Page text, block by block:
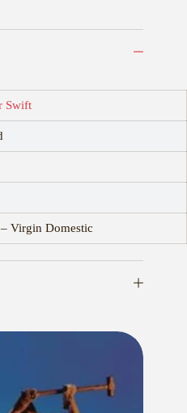
Swift
Virgin Domestic